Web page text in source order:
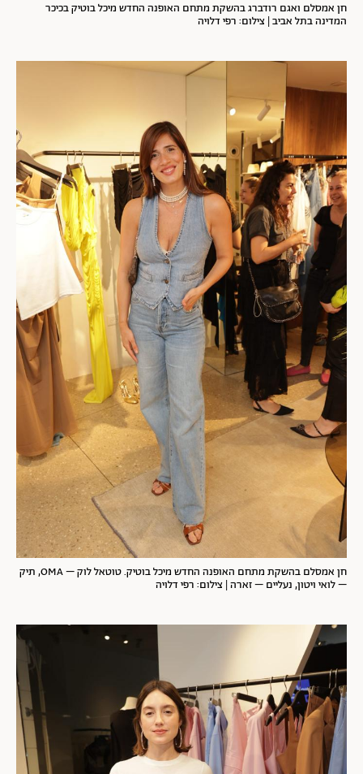
חן אמסלם ואגם רודברג בהשקת מתחם האופנה החדש מיכל בוטיק בכיכר
המדינה בתל אביב | צילום: רפי דלויה
חן אמסלם בהשקת מתחם האופנה החדש מיכל בוטיק. טוטאל לוק – OMA, תיק
– לואי ויטון, נעליים – זארה | צילום: רפי דלויה